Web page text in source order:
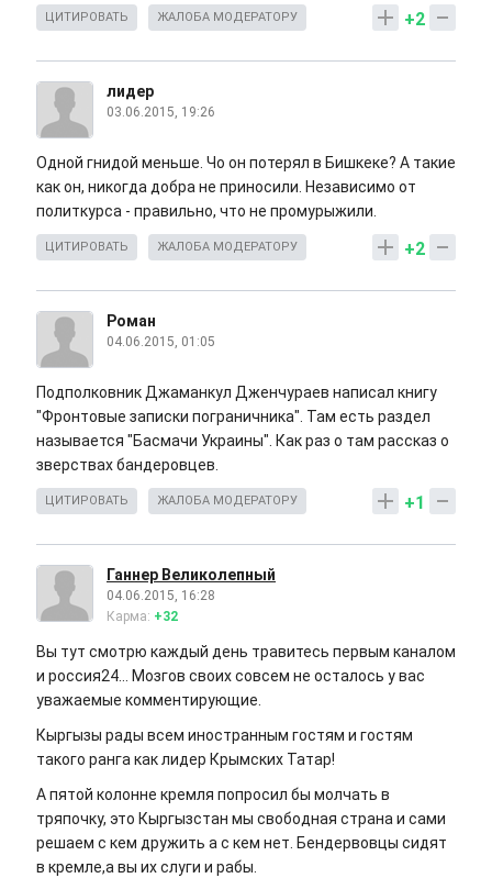
+2
ЦИТИРОВАТЬ ЖАЛОБА МОДЕРАТОРУ
лидер
03.06.2015, 19:26
Одной гнидой меньше. Чо он потерял в Бишкеке? А такие
как он, никогда добра не приносили. Независимо от
политкурса - правильно, что не промурыжили.
+2
ЦИТИРОВАТЬ ЖАЛОБА МОДЕРАТОРУ
Роман
04.06.2015, 01:05
Подполковник Джаманкул Дженчураев написал книгу
"Фронтовые записки пограничника". Там есть раздел
называется "Басмачи Украины". Как раз о там рассказ о
зверствах бандеровцев.
+1
ЦИТИРОВАТЬ ЖАЛОБА МОДЕРАТОРУ
Ганнер Великолепный
04.06.2015, 16:28
Карма: +32
Вы тут смотрю каждый день травитесь первым каналом
и россия24... Мозгов своих совсем не осталось у вас
уважаемые комментирующие.
Кыргызы рады всем иностранным гостям и гостям
такого ранга как лидер Крымских Татар!
А пятой колонне кремля попросил бы молчать в
тряпочку, это Кыргызстан мы свободная страна и сами
решаем с кем дружить а с кем нет. Бендервовцы сидят
в кремле,а вы их слуги и рабы.